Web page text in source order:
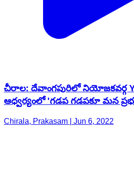
చీరాల: దేవాంగపురిలో నియోజకవర్గ
ఆధ్వర్యంలో 'గడప గడపకూ మన
Chirala, Prakasam | Jun 6, 2022